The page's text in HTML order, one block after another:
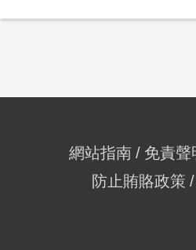
網站指南 免責聲
防止賄賂政策